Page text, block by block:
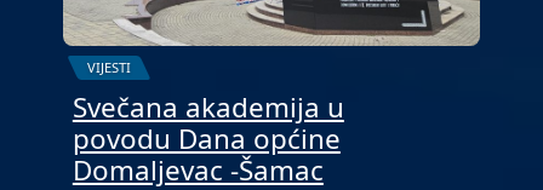
VIJESTI
Svečana akademija u
povodu Dana općine
Domaljevac -Šamac